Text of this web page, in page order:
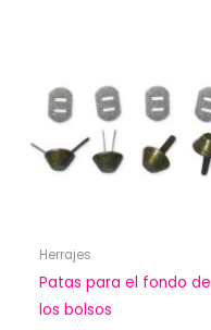
Herrajes
Patas para el fondo de
los bolsos